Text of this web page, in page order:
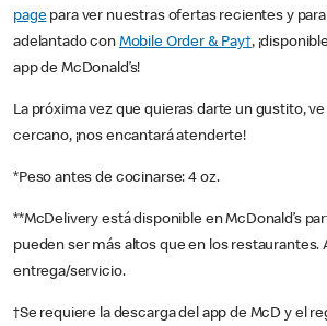
pagepara ver nuestras ofertas recientes y
adelantado con Mobile Order & Pay†,
app de McDonald’s!
La próxima vez que quieras darte un gustito, ve
cercano, ¡nos encantará atenderte!
*Peso antes de cocinarse: 4 oz.
**McDelivery está disponible en McDonald’s
pueden ser más altos que en los restaurantes.
entrega/servicio.
†Se requiere la descarga del app de McD y el